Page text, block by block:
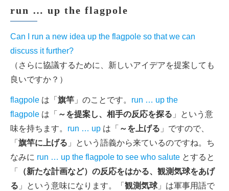
run … up the flagpole
Can I run a new idea up the flagpole so that we can
discuss it further?
（さらに協議するために、新しいアイデアを提案しても
良いですか？）
flagpole は「 旗竿 」のことです。 run … up the
flagpole は「 ～を提案し、相手の反応を探る 」という意
味を持ちます。 run … up は「 ～を上げる 」ですので、
「 旗竿に上げる 」という語義から来ているのですね。ち
なみに run … up the flagpole to see who salute とすると
「
（新たな計画など）の反応をはかる、観測気球をあげ
る 」という意味になります。「 観測気球」は軍事用語で